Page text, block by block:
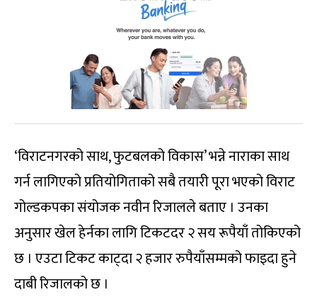
‘विराटनगरको साथ, फुटबलको विकास’ भन्ने नाराका साथ
गर्न लागिएको प्रतियोगिताको सबै तयारी पूरा भएको विराट
गोल्डकपका संयोजक नवीन रिजालले बताए । उनका
अनुसार खेल हेर्नका लागि टिकटदर २ सय रूपैयाँ तोकिएको
छ । एउटा टिकट काट्दा २ हजार रुपैयाँसम्मको फाइदा हुने
दाबी रिजालको छ ।